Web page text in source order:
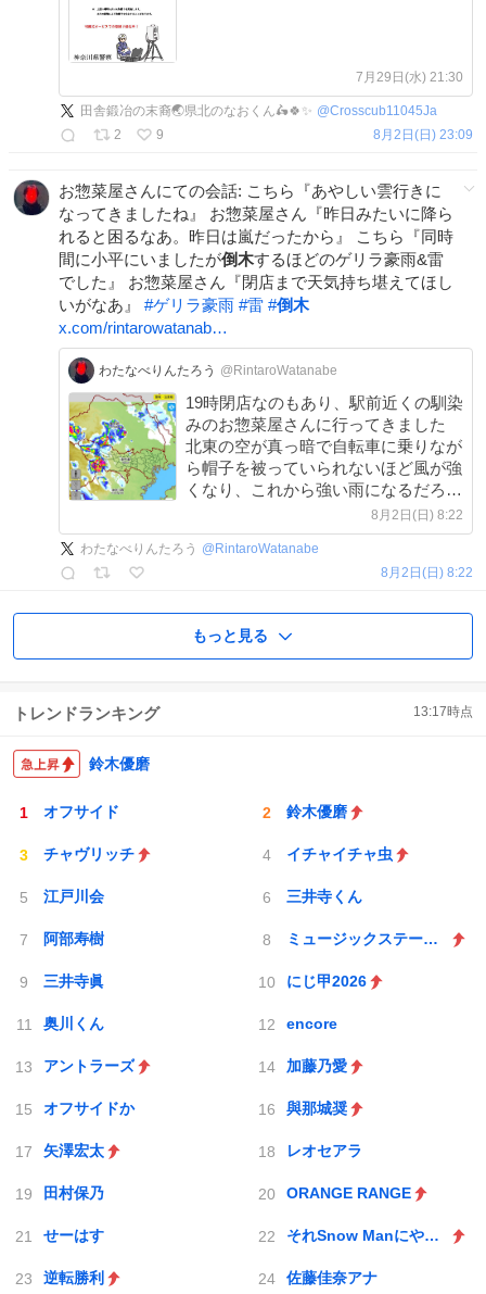
7月29日(水) 21:30
田舎鍛冶の末裔🌏県北のなおくん🛵🍀✨ @Crosscub11045Ja
2
9 8月2日(日) 23:09
お惣菜屋さんにての会話: こちら『あやしい雲行きに
なってきましたね』 お惣菜屋さん『昨日みたいに降ら
れると困るなあ。昨日は嵐だったから』 こちら『同時
間に小平にいましたが倒木するほどのゲリラ豪雨&雷
でした』 お惣菜屋さん『閉店まで天気持ち堪えてほし
いがなあ』 #ゲリラ豪雨 #雷 #倒木
x.com/rintarowatanab…
わたなべりんたろう @RintaroWatanabe
19時閉店なのもあり、駅前近くの馴染
みのお惣菜屋さんに行ってきました
北東の空が真っ暗で自転車に乗りなが
ら帽子を被っていられないほど風が強
くなり、これから強い雨になるだろう
8月2日(日) 8:22
わたなべりんたろう @ RintaroWatanabe
8月2日(日) 8:22
もっと見る
トレンドランキング 13:17時点
鈴木優磨
オフサイド 鈴木優磨
チャヴリッチ イチャイチャ虫
江戸川会 三井寺くん
阿部寿樹 ミュージックステーション
三井寺眞 にじ甲2026
奥川くん encore
アントラーズ 加藤乃愛
オフサイドか 與那城奨
矢澤宏太 レオセアラ
田村保乃 ORANGE RANGE
せーはす それSnow Manにやらせて下さい
逆転勝利 佐藤佳奈アナ